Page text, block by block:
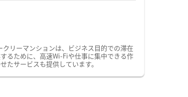
リーマンションは、ビジネス目的での滞在
るために、高速Wi-Fiや仕事に集中できる作
たサービスも提供しています。